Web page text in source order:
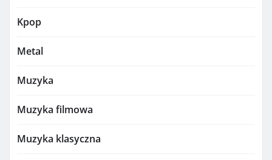
Kpop
Metal
Muzyka
Muzyka filmowa
Muzyka klasyczna